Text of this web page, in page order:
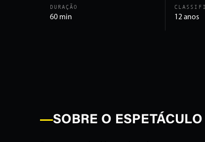
DURAÇÃO
60 min 12 anos
SOBRE O ESPETÁCULO